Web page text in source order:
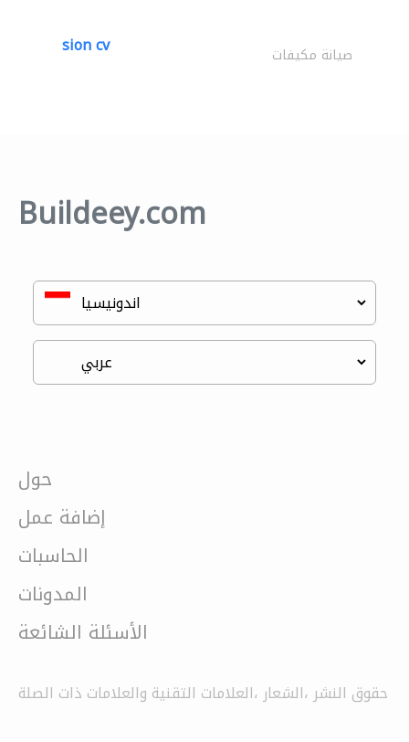
sion cv صيانة مكيفات
Buildeey.com
حول
إضافة عمل
الحاسبات
المدونات
الأسئلة الشائعة
حقوق النشر ،الشعار ،العلامات التقنية والعلامات ذات الصلة